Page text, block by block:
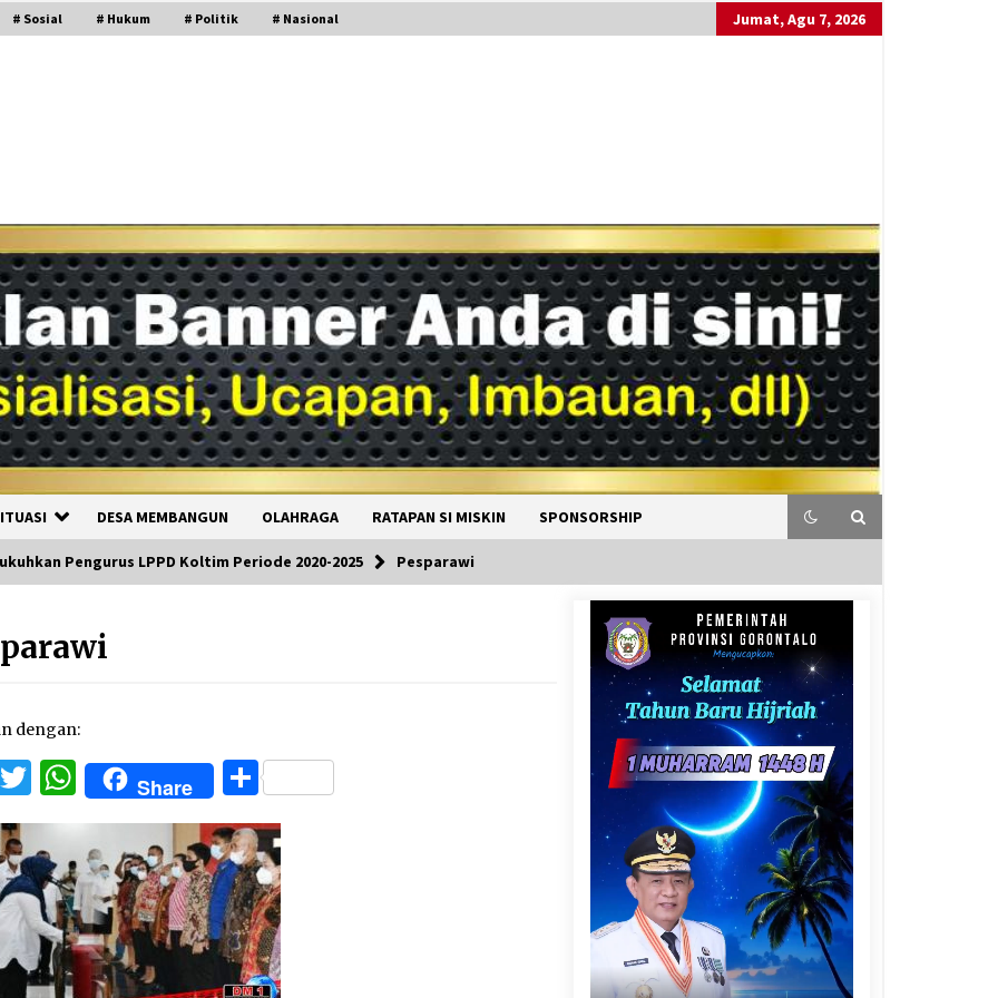
# Sosial # Hukum # Politik # Nasional Jumat, Agu 7, 2026
DESA MEMBANGUN OLAHRAGA RATAPAN SI MISKIN SPONSORSHIP
Pengurus LPPD Koltim Periode 2020-2025 Pesparawi
dengan:
Twitter
WhatsApp
Share Share